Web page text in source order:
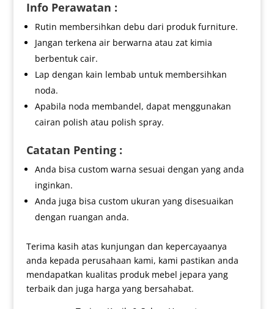
Info Perawatan :
Rutin membersihkan debu dari produk furniture.
Jangan terkena air berwarna atau zat kimia
berbentuk cair.
Lap dengan kain lembab untuk membersihkan
noda.
Apabila noda membandel, dapat menggunakan
cairan polish atau polish spray.
Catatan Penting :
Anda bisa custom warna sesuai dengan yang anda
inginkan.
Anda juga bisa custom ukuran yang disesuaikan
dengan ruangan anda.
Terima kasih atas kunjungan dan kepercayaanya
anda kepada perusahaan kami, kami pastikan anda
mendapatkan kualitas produk mebel jepara yang
terbaik dan juga harga yang bersahabat.